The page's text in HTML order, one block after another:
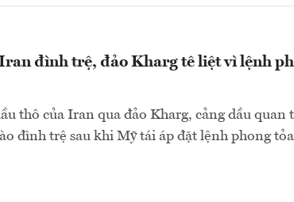
đình trệ, đảo Kharg tê liệt vì lệnh
thô của Iran qua đảo Kharg, cảng dầu quan
đình trệ sau khi Mỹ tái áp đặt lệnh phong